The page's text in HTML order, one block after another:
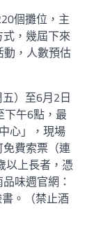
個攤位，主
，幾屆下來
動，人數預估
）至6月2日
下午6點，最
心」，現場
費索票（連
以上長者，憑
味週官網：
。（禁止酒